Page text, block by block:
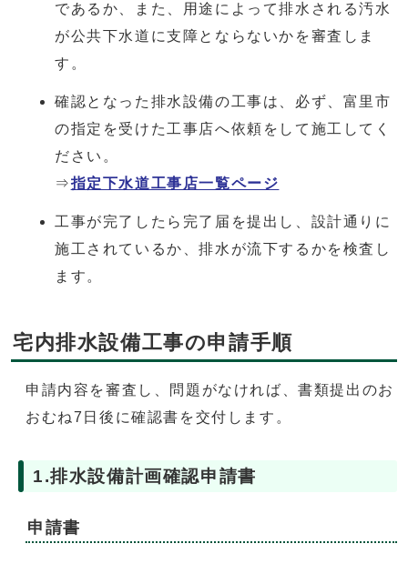
であるか、また、用途によって排水される汚水
が公共下水道に支障とならないかを審査しま
す。
確認となった排水設備の工事は、必ず、富里市
の指定を受けた工事店へ依頼をして施工してく
ださい。
⇒指定下水道工事店一覧ページ
工事が完了したら完了届を提出し、設計通りに
施工されているか、排水が流下するかを検査し
ます。
宅内排水設備工事の申請手順
申請内容を審査し、問題がなければ、書類提出のお
おむね7日後に確認書を交付します。
1.排水設備計画確認申請書
申請書